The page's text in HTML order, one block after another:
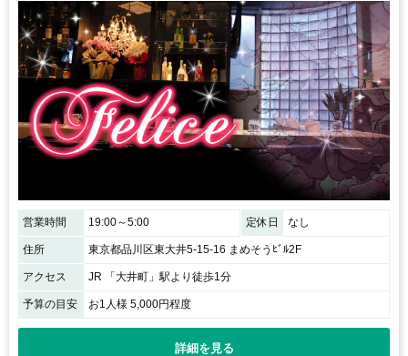
営業時間 19:00～5:00 定休日 なし
住所 東京都品川区東大井5-15-16 まめそうﾋﾞﾙ2F
アクセス JR 「大井町」駅より徒歩1分
予算の目安 お1人様 5,000円程度
詳細を見る